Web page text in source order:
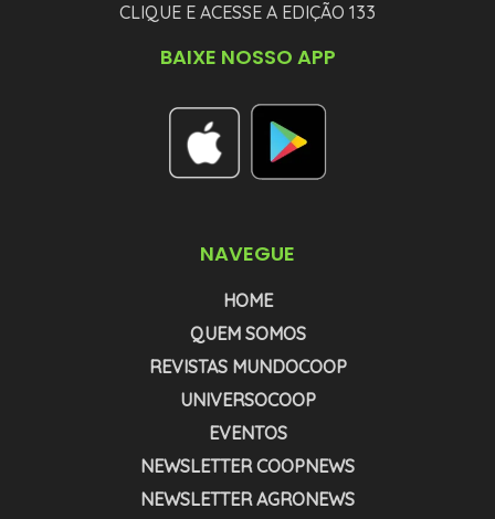
CLIQUE E ACESSE A EDIÇÃO 133
BAIXE NOSSO APP
NAVEGUE
HOME
QUEM SOMOS
REVISTAS MUNDOCOOP
UNIVERSOCOOP
EVENTOS
NEWSLETTER COOPNEWS
NEWSLETTER AGRONEWS